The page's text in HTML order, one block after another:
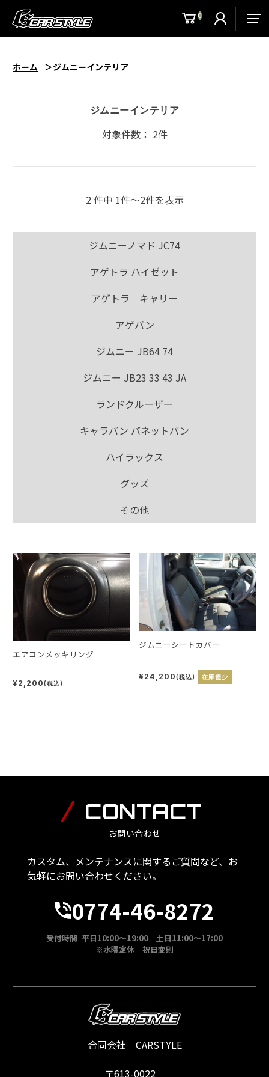
0
ホーム ジムニーインテリア
ジムニーインテリア
対象件数： 2件
2 件中 1件〜2件を表示
ジムニーノマド JC74
アゲトラ ハイゼット
アゲトラ キャリー
アゲバン
ジムニー JB64 74
ジムニー JB23 33 43 JA
ランドクルーザー
キャラバン バネットバン
ハイラックス
グッズ
その他
エアコンメッキリング
¥2,200(税込)
ジムニーシートカバー
¥24,200(税込) 在庫僅少
CONTACT
お問い合わせ
カスタム、メンテナンスに関するご質問など、お
気軽にお問い合わせください。
0774-46-8272
受付時間 平日10:00～19:00 土日11:00～17:00
※水曜定休 祝日変則
合同会社 CARSTYLE
〒613-0022